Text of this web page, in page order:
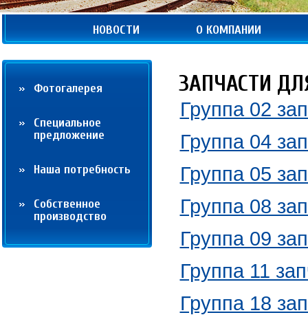
НОВОСТИ О КОМПАНИИ
Фотогалерея
Cпециальное
предложение
Наша потребность
Собственное
производство
ЗАПЧАСТИ
Группа 02
Группа 04
Группа 05
Группа 08
Группа 09
Группа 11
Группа 18